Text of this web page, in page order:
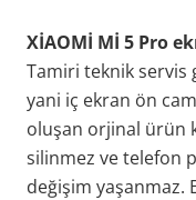
XİAOMİ Mİ 5 Pro
Tamiri teknik
yani iç ekran ön
oluşan orjinal ürün
silinmez ve telefon
değişim yaşanmaz.